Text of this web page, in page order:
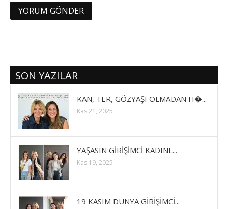
SON YAZILAR
KAN, TER, GÖZYAŞI OLMADAN H�...
Kas 21, 2025
YAŞASIN GİRİŞİMCİ KADINL...
Kas 19, 2025
19 KASIM DÜNYA GİRİŞİMCİ...